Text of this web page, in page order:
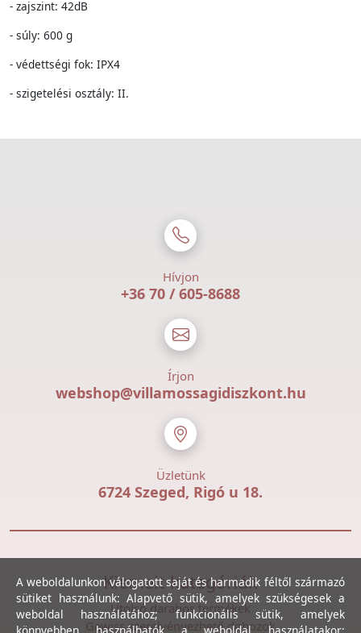
- zajszint: 42dB
- súly: 600 g
- védettségi fok: IPX4
- szigetelési osztály: II.
Hívjon
+36 70 / 605-8688
Írjon
webshop@villamossagidiszkont.hu
Üzletünk
6724 Szeged, Rigó u 18.
Kiemelt kategóriák
Utolsó darabos termékek
Gewiss szerelvényezhető dobozok
A weboldalunkon válogatott saját és harmadik féltől származó
sütiket használunk: Alapvető sütik, amelyek szükségesek a
weboldal használatához; funkcionális sütik, amelyek